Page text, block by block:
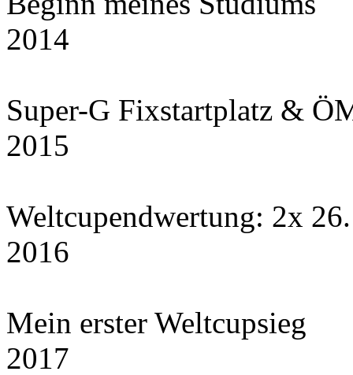
2014
Super-G Fixstartplatz &
2015
Weltcupendwertung: 2x
2016
Mein erster Weltcupsieg
2017